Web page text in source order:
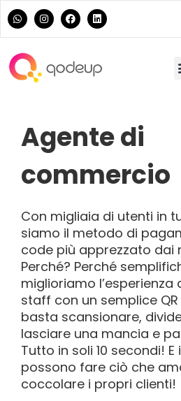
Agente di
commercio
Con migliaia di utenti in
siamo il metodo di
code più apprezzato dai
Perché? Perché
miglioriamo l’esperienza
staff con un semplice
basta scansionare,
lasciare una mancia e
Tutto in soli 10 secondi!
possono fare ciò che
coccolare i propri clienti!